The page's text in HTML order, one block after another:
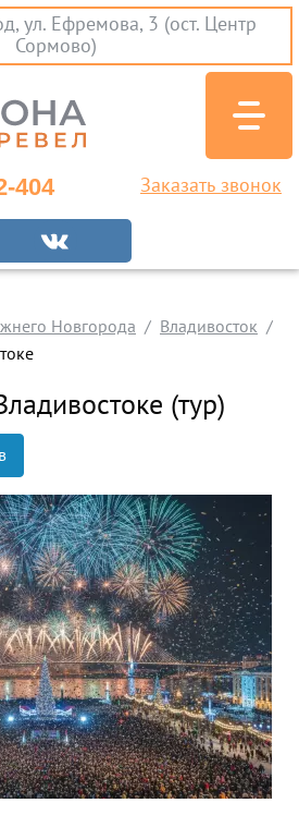
ул. Ефремова, 3 (ост. Центр
Сормово)
404 Заказать звонок
Новгорода
Владивосток
(тур)